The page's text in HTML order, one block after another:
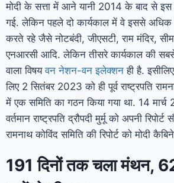
मोदी के सत्ता में आने यानी 2014 के बाद से इस
गई. लेकिन पहले दो कार्यकाल में वे इससे अधिक
करते रहे जैसे नोटबंदी, जीएसटी, राम मंदिर,
एनआरसी आदि. लेकिन तीसरे कार्यकाल की
वाला विषयवन नेशन-वन इलेक्शन ही है.
लिए 2 सितंबर 2023 को ही पूर्व राष्ट्रपति
में एक समिति का गठन किया गया था. 14
वर्तमान राष्ट्रपति द्रौपदी मुर्मू को अपनी
रामनाथ कोविंद समिति की रिपोर्ट को मोदी
191 दिनों तक चला मंथन,